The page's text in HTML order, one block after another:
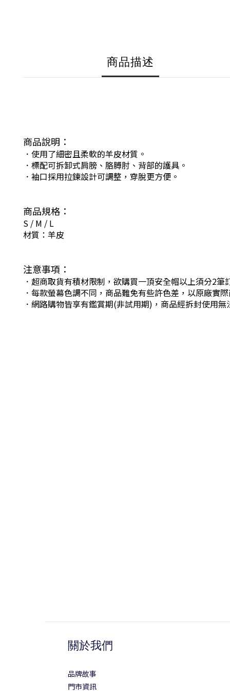
商品描述
商品說明：
．使用了細密且柔軟的羊皮材質。
．標配可拆卸式肩膀、胳膊肘、背部的護具。
．袖口採用拉鍊設計可調整，穿脫更方便。
商品規格：
S / M / L
材質：羊皮
注意事項：
．超商取貨有積材限制，欲購買一頂安全帽以上須分2筆
．每款螢幕色調不同，商品難免有些許色差，以原廠實
．網路購物皆享有鑑賞期(非試用期)，商品經拆封使用
關於我們
品牌故事
門市資訊